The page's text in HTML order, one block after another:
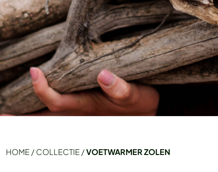
HOME /COLLECTIE /VOETWARMER ZOLEN